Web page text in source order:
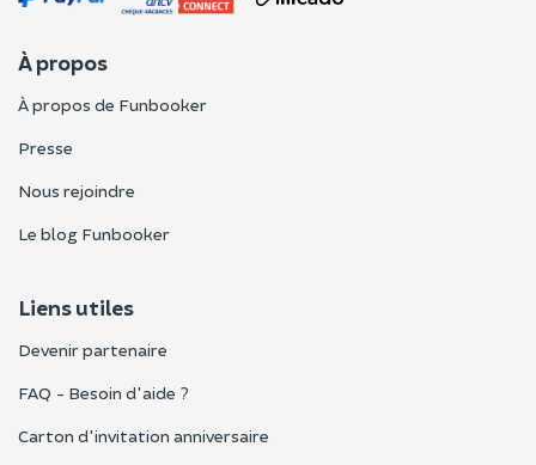
À propos
À propos de Funbooker
Presse
Nous rejoindre
Le blog Funbooker
Liens utiles
Devenir partenaire
FAQ - Besoin d'aide ?
Carton d'invitation anniversaire